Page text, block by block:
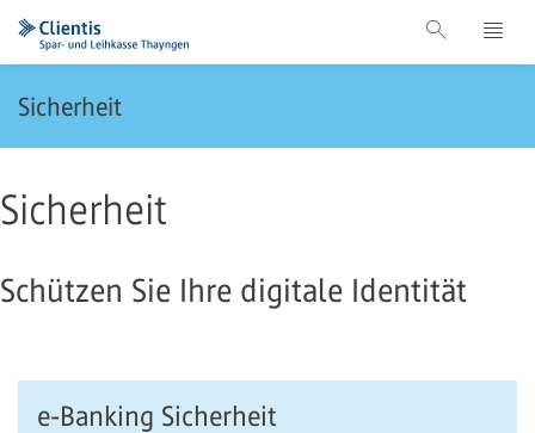
Sicherheit
Sicherheit
Schützen Sie Ihre digitale Identität
e-Banking Sicherheit